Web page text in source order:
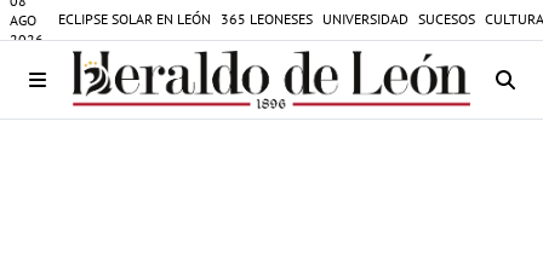
AGO
2026
ECLIPSE SOLAR EN LEÓN 365 LEONESES UNIVERSIDAD SUCESOS